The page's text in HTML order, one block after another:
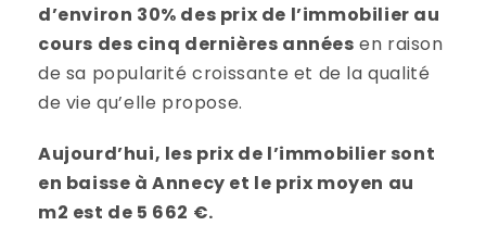
d’environ 30% des prix de l’immobilier au
cours des cinq dernières années en raison
de sa popularité croissante et de la qualité
de vie qu’elle propose.
Aujourd’hui, les prix de l’immobilier sont
en baisse à Annecy et le prix moyen au
m2 est de 5 662 €.